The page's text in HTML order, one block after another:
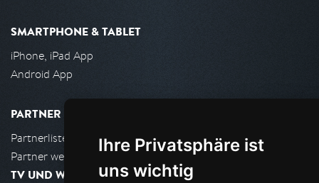
Ihre Privatsphäre ist
uns wichtig
SMARTPHONE & TABLET
iPhone, iPad App
Android App
PARTNER
Partnerliste
Partner werden
TV UND WOHNZIMMER